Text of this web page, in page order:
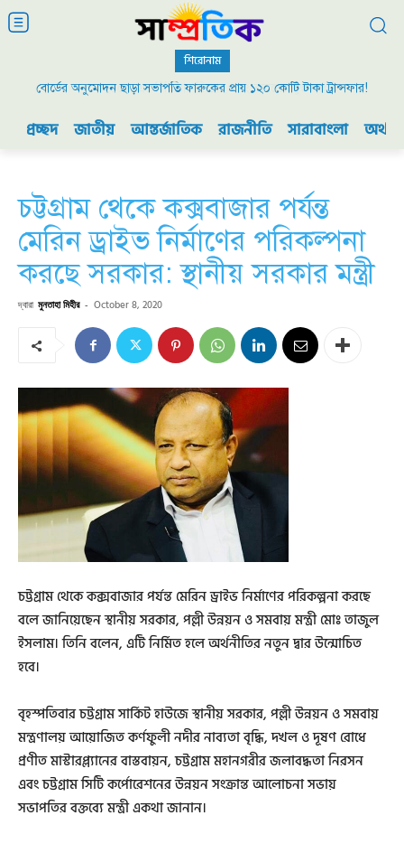
শিরোনাম
বোর্ডের অনুমোদন ছাড়া সভাপতি ফারুকের প্রায় ১২০ কোটি টাকা ট্রান্সফার!
২০০৯ এর বিডিআর বিদ্রোহ এবং ভারতের যুদ্ধ প্রস্তুতি
প্রচ্ছদ জাতীয় আন্তর্জাতিক রাজনীতি সারাবাংলা
চট্টগ্রাম থেকে কক্সবাজার পর্যন্ত
মেরিন ড্রাইভ নির্মাণের পরিকল্পনা
করছে সরকার: স্থানীয় সরকার মন্ত্রী
দ্বারা মুনতাহা মিহীর - October 8, 2020
চট্টগ্রাম থেকে কক্সবাজার পর্যন্ত মেরিন ড্রাইভ নির্মাণের পরিকল্পনা করছে
বলে জানিয়েছেন স্থানীয় সরকার, পল্লী উন্নয়ন ও সমবায় মন্ত্রী মোঃ তাজুল
ইসলাম। তিনি বলেন, এটি নির্মিত হলে অর্থনীতির নতুন দ্বার উন্মোচিত
হবে।
বৃহস্পতিবার চট্টগ্রাম সার্কিট হাউজে স্থানীয় সরকার, পল্লী উন্নয়ন ও সমবায়
মন্ত্রণালয় আয়োজিত কর্ণফুলী নদীর নাব্যতা বৃদ্ধি, দখল ও দূষণ রোধে
প্রণীত মাস্টারপ্ল্যানের বাস্তবায়ন, চট্টগ্রাম মহানগরীর জলাবদ্ধতা নিরসন
এবং চট্টগ্রাম সিটি কর্পোরেশনের উন্নয়ন সংক্রান্ত আলোচনা সভায়
সভাপতির বক্তব্যে মন্ত্রী একথা জানান।